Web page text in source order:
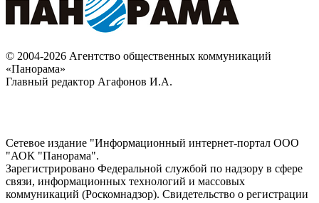
© 2004-2026 Агентство общественных коммуникаций
«Панорама»
Главный редактор Агафонов И.А.
Сетевое издание "Информационный интернет-портал ООО
"АОК "Панорама".
Зарегистрировано Федеральной службой по надзору в сфере
связи, информационных технологий и массовых
коммуникаций (Роскомнадзор). Cвидетельство о регистрации